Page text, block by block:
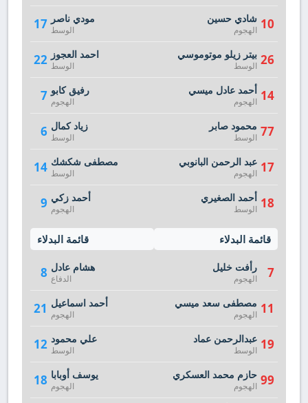
17 مودي ناصر
الوسط
22 احمد العجوز
الوسط
7 رفيق كابو
الهجوم
6 زياد كمال
الوسط
14 مصطفى شكشك
الوسط
9 أحمد زكي
الهجوم
قائمة البدلاء
8 هشام عادل
الدفاع
21 أحمد اسماعيل
الهجوم
12 علي محمود
الوسط
18 يوسف أوبابا
الهجوم
10 شادي حسين
الهجوم
26 بيتر زيلو موتوموسي
الوسط
14 أحمد عادل ميسي
الهجوم
77 محمود صابر
الوسط
17 عبد الرحمن البانوبي
الهجوم
18 أحمد الصغيري
الوسط
قائمة البدلاء
7 رأفت خليل
الهجوم
11 مصطفى سعد ميسي
الهجوم
19 عبدالرحمن عماد
الوسط
99 حازم محمد العسكري
الهجوم